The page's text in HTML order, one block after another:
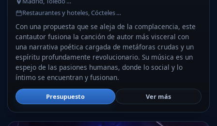
Restaurantes y hoteles, Cócteles …
Con una propuesta que se aleja de la complacencia, este
cantautor fusiona la canción de autor más visceral con
una narrativa poética cargada de metáforas crudas y un
espíritu profundamente revolucionario. Su música es un
espejo de las pasiones humanas, donde lo social y lo
íntimo se encuentran y fusionan.
Presupuesto Ver más